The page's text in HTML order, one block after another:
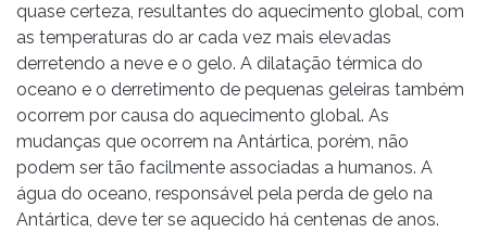
quase certeza, resultantes do aquecimento global, com
as temperaturas do ar cada vez mais elevadas
derretendo a neve e o gelo. A dilatação térmica do
oceano e o derretimento de pequenas geleiras também
ocorrem por causa do aquecimento global. As
mudanças que ocorrem na Antártica, porém, não
podem ser tão facilmente associadas a humanos. A
água do oceano, responsável pela perda de gelo na
Antártica, deve ter se aquecido há centenas de anos.